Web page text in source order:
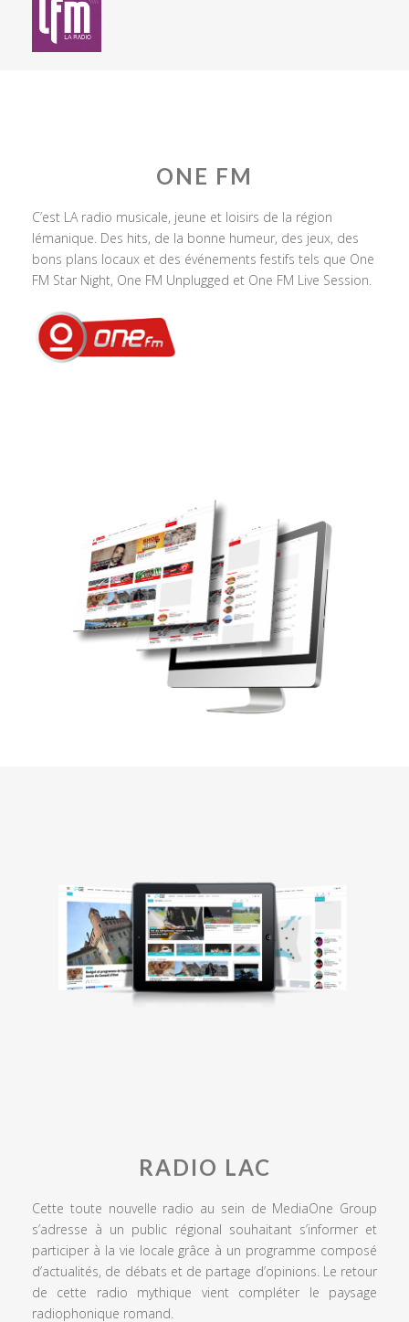
ONE FM
C’est LA radio musicale, jeune et loisirs de la région
lémanique. Des hits, de la bonne humeur, des jeux, des
bons plans locaux et des événements festifs tels que One
FM Star Night, One FM Unplugged et One FM Live Session.
RADIO LAC
Cette toute nouvelle radio au sein de MediaOne Group
s’adresse à un public régional souhaitant s’informer et
participer à la vie locale grâce à un programme composé
d’actualités, de débats et de partage d’opinions. Le retour
de cette radio mythique vient compléter le paysage
radiophonique romand.